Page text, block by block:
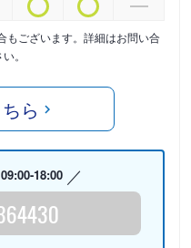
もございます。詳細はお問い合
。
ら
09:00-18:00